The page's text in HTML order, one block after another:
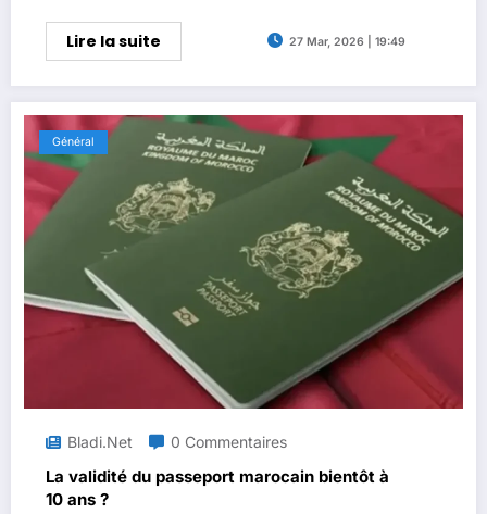
Lire la suite 27 Mar, 2026 | 19:49
Général
Bladi.net 0 Commentaires
La validité du passeport marocain bientôt à
10 ans ?